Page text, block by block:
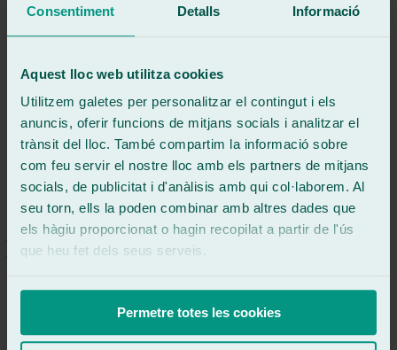
Consentiment Detalls Informació
Aquest lloc web utilitza cookies
Utilitzem galetes per personalitzar el contingut i els
anuncis, oferir funcions de mitjans socials i analitzar el
trànsit del lloc. També compartim la informació sobre
com feu servir el nostre lloc amb els partners de mitjans
socials, de publicitat i d'anàlisis amb qui col·laborem. Al
seu torn, ells la poden combinar amb altres dades que
els hàgiu proporcionat o hagin recopilat a partir de l'ús
que heu fet dels seus serveis.
Permetre totes les cookies
Veure ressenya
/5· Fa 1 mes
Veure ressenya
Muy formales y profesionales.
Fuy con un clásico deportivo y una luna rota me informo de todos
los pro y contras para evitar sorpresas. Eso inspira confianza y da
seguridad, fueron muy rápidos y quedó perfecto. No se puede pedir
más un 10 gracias por la profesionalidad que tenéis.
Veure ressenya
jm
juan manuel